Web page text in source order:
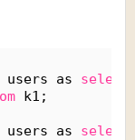
users as select
k1;
users as select